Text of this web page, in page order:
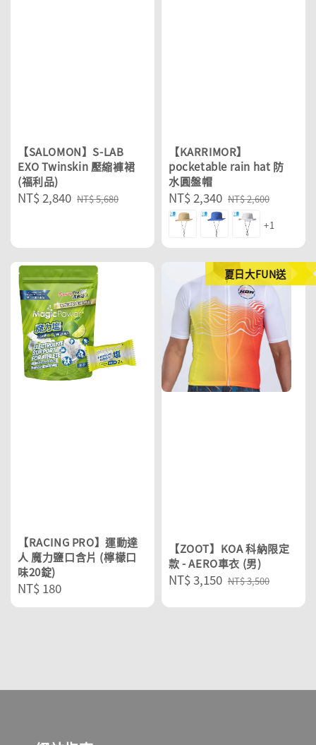
【SALOMON】S-LAB
EXO Twinskin 壓縮褲裙
(福利品)
Sale
NT$ 2,840 Regular
NT$ 5,680
【KARRIMOR】
pocketable rain hat 防
水圓盤帽
Sale
price
NT$ 2,340 Regular
price
NT$ 2,600
+1
【RACING PRO】運動達
人 魔力鹽口含片 (檸檬口
味20錠)
Regular
price
NT$ 180
夏日大FUN送
【ZOOT】KOA 科納限定
款 - AERO車衣 (男)
Sale
NT$ 3,150 Regular
NT$ 3,500